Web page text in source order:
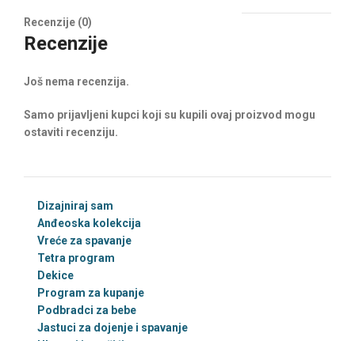
Recenzije (0)
Recenzije
Još nema recenzija.
Samo prijavljeni kupci koji su kupili ovaj proizvod mogu
ostaviti recenziju.
Dizajniraj sam
Anđeoska kolekcija
Vreće za spavanje
Tetra program
Dekice
Program za kupanje
Podbradci za bebe
Jastuci za dojenje i spavanje